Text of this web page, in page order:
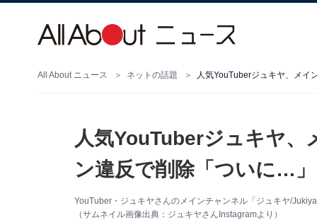
All About ニュース ネットの話題
人気YouTuberジュキヤ
ン違反で削除「ついに…
YouTuber・ジュキヤさんのメインチャンネル「ジュキヤ/
（サムネイル画像出典：ジュキヤさんInstagramより）